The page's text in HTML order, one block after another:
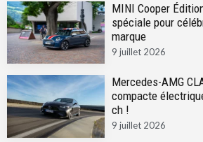
MINI Cooper
spéciale pour
marque
9 juillet 2026
Mercedes-AMG
compacte
ch !
9 juillet 2026